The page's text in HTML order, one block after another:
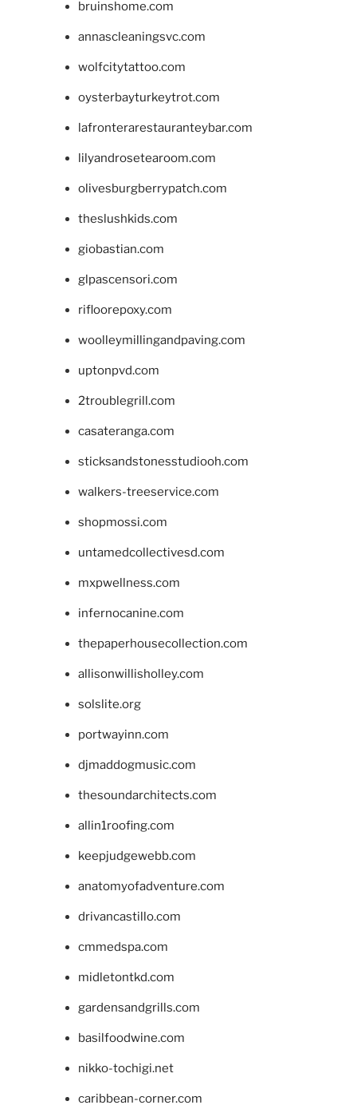
bruinshome.com
annascleaningsvc.com
wolfcitytattoo.com
oysterbayturkeytrot.com
lafronterarestauranteybar.com
lilyandrosetearoom.com
olivesburgberrypatch.com
theslushkids.com
giobastian.com
glpascensori.com
rifloorepoxy.com
woolleymillingandpaving.com
uptonpvd.com
2troublegrill.com
casateranga.com
sticksandstonesstudiooh.com
walkers-treeservice.com
shopmossi.com
untamedcollectivesd.com
mxpwellness.com
infernocanine.com
thepaperhousecollection.com
allisonwillisholley.com
solslite.org
portwayinn.com
djmaddogmusic.com
thesoundarchitects.com
allin1roofing.com
keepjudgewebb.com
anatomyofadventure.com
drivancastillo.com
cmmedspa.com
midletontkd.com
gardensandgrills.com
basilfoodwine.com
nikko-tochigi.net
caribbean-corner.com